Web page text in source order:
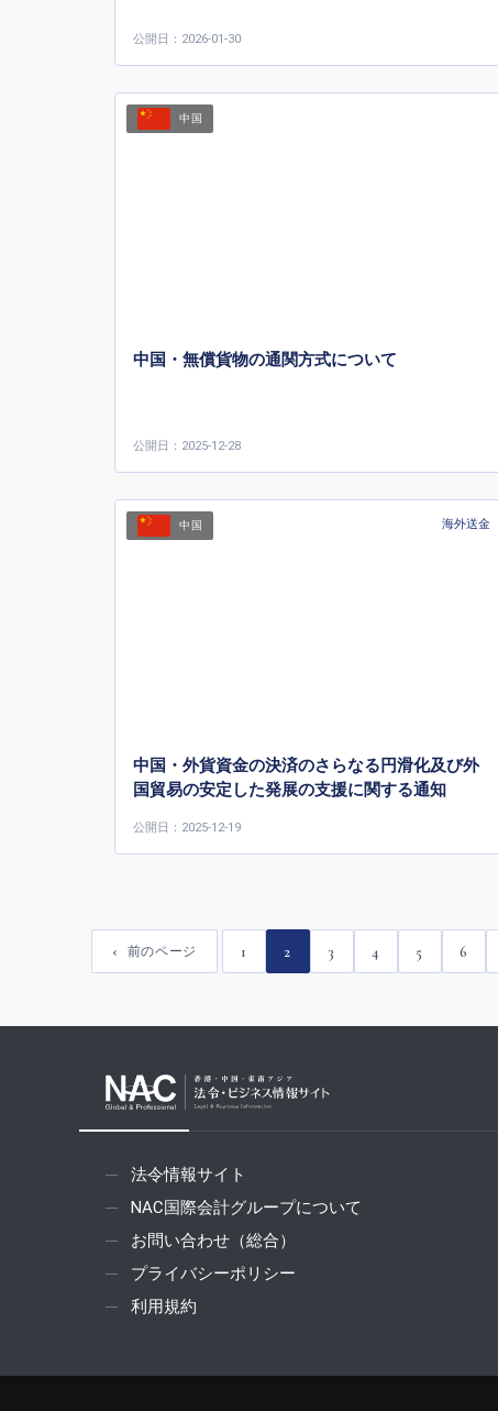
公開日：2026-01-30
中国
中国・無償貨物の通関方式について
公開日：2025-12-28
中国 海外送金
中国・外貨資金の決済のさらなる円滑化及び外
国貿易の安定した発展の支援に関する通知
公開日：2025-12-19
前のページ 1 2 3 4 5 6
法令情報サイト
NAC国際会計グループについて
お問い合わせ（総合）
プライバシーポリシー
利用規約